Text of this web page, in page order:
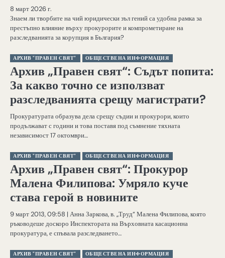
8 март 2026 г.
Знаем ли творбите на чий юридически зъл гений са удобна рамка за
престъпно влияние върху прокурорите и компрометиране на
разследванията за корупция в България?
АРХИВ "ПРАВЕН СВЯТ" ОБЩЕСТВЕНА ИНФОРМАЦИЯ
Архив „Правен свят“: Съдът попита:
За какво точно се използват
разследванията срещу магистрати?
Прокуратурата образува дела срещу съдии и прокурори, които
продължават с години и това поставя под съмнение тяхната
независимост 17 октомври…
АРХИВ "ПРАВЕН СВЯТ" ОБЩЕСТВЕНА ИНФОРМАЦИЯ
Архив „Правен свят“: Прокурор
Малена Филипова: Умряло куче
става герой в новините
9 март 2013, 09:58 | Анна Заркова, в. „Труд“ Малена Филипова, която
ръководеше доскоро Инспектората на Върховната касационна
прокуратура, е спъвала разследването…
АРХИВ "ПРАВЕН СВЯТ" ОБЩЕСТВЕНА ИНФОРМАЦИЯ